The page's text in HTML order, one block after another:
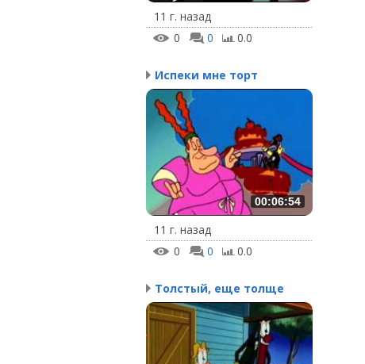
11 г. назад
0
0 0.0
Испеки мне торт
00:06:54
11 г. назад
0
0 0.0
Толстый, еще толще